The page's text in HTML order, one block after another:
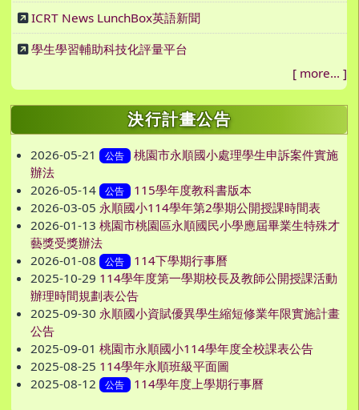
ICRT News LunchBox英語新聞
學生學習輔助科技化評量平台
[ more... ]
決行計畫公告
2026-05-21 公告
桃園市永順國小處理學生申訴案件實施
辦法
2026-05-14
公告
115學年度教科書版本
2026-03-05 永順國小114學年第2學期公開授課時間表
2026-01-13 桃園市桃園區永順國民小學應屆畢業生特殊才
藝獎受獎辦法
2026-01-08
公告
114下學期行事曆
2025-10-29 114學年度第一學期校長及教師公開授課活動
辦理時間規劃表公告
2025-09-30 永順國小資賦優異學生縮短修業年限實施計畫
公告
2025-09-01 桃園市永順國小114學年度全校課表公告
2025-08-25 114學年永順班級平面圖
2025-08-12
公告 114學年度上學期行事曆